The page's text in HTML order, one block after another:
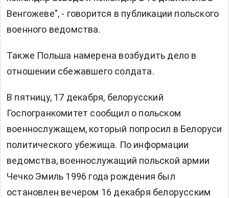
Венгожеве", - говорится в публикации польского
военного ведомства.
Также Польша намерена возбудить дело в
отношении сбежавшего солдата.
В пятницу, 17 декабря, белорусский
Госпогранкомитет сообщил о польском
военнослужащем, который попросил в Белоруси
политического убежища. По информации
ведомства, военнослужащий польской армии
Чечко Эмиль 1996 года рождения был
остановлен вечером 16 декабря белорусским